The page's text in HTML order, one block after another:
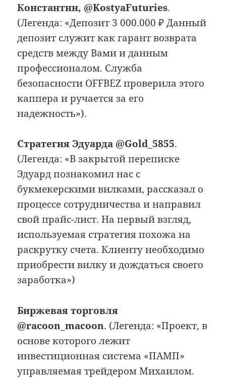
Константин, @KostyaFuturies.
(Легенда: «Депозит 3 000.000 ₽ Данный
депозит служит как гарант возврата
средств между Вами и данным
профессионалом. Служба
безопасности OFFBEZ проверила этого
каппера и ручается за его
надежность»).
Стратегия Эдуарда @Gold_5855.
(Легенда: «В закрытой переписке
Эдуард познакомил нас с
букмекерскими вилками, рассказал о
процессе сотрудничества и направил
свой прайс-лист. На первый взгляд,
используемая стратегия похожа на
раскрутку счета. Клиенту необходимо
приобрести вилку и дождаться своего
заработка»)
Биржевая торговля
@racoon_macoon. (Легенда: «Проект, в
основе которого лежит
инвестиционная система «ПАМП»
управляемая трейдером Михаилом.